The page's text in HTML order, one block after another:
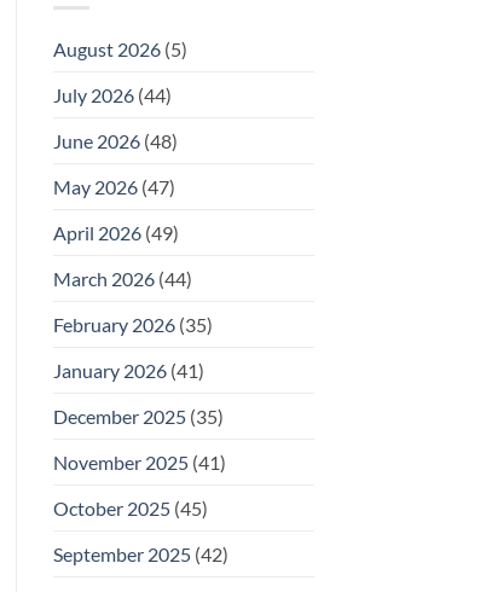
August 2026(5)
July 2026(44)
June 2026(48)
May 2026(47)
April 2026(49)
March 2026(44)
February 2026(35)
January 2026(41)
December 2025(35)
November 2025(41)
October 2025(45)
September 2025(42)